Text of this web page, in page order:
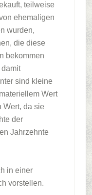
teilweise
ehemaligen
wurden,
die diese
bekommen
sind kleine
Wert
Wert, da sie
der
Jahrzehnte
in einer
vorstellen.